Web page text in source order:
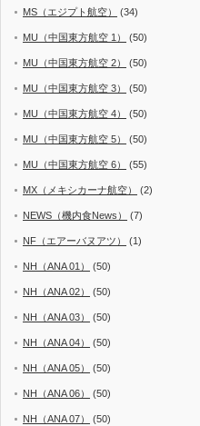
MS（エジプト航空） (34)
MU（中国東方航空 1） (50)
MU（中国東方航空 2） (50)
MU（中国東方航空 3） (50)
MU（中国東方航空 4） (50)
MU（中国東方航空 5） (50)
MU（中国東方航空 6） (55)
MX（メキシカーナ航空） (2)
NEWS（機内食News） (7)
NF（エアーバヌアツ） (1)
NH（ANA 01） (50)
NH（ANA 02） (50)
NH（ANA 03） (50)
NH（ANA 04） (50)
NH（ANA 05） (50)
NH（ANA 06） (50)
NH（ANA 07） (50)